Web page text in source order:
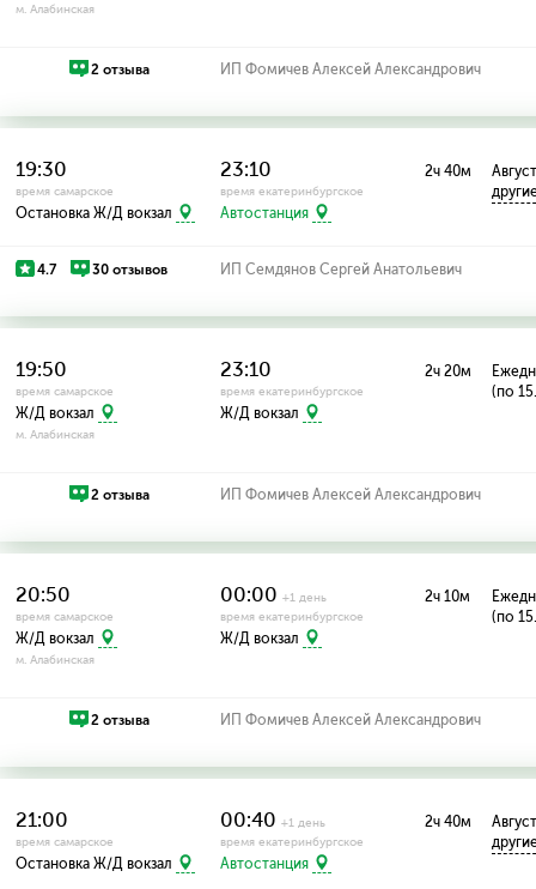
м. Алабинская
2 отзыва ИП Фомичев Алексей Александрович
19:30
время самарское
Остановка Ж/Д вокзал
23:10
время екатеринбургское
Автостанция
2ч 40м
4.7 30 отзывов ИП Семдянов Сергей Анатольевич
19:50
время самарское
Ж/Д вокзал
м. Алабинская
23:10
время екатеринбургское
Ж/Д вокзал
2ч 20м
(по
2 отзыва ИП Фомичев Алексей Александрович
20:50
время самарское
Ж/Д вокзал
м. Алабинская
00:00+1 день
время екатеринбургское
Ж/Д вокзал
2ч 10м
(по
2 отзыва ИП Фомичев Алексей Александрович
21:00
время самарское
Остановка Ж/Д вокзал
00:40+1 день
время екатеринбургское
Автостанция
2ч 40м